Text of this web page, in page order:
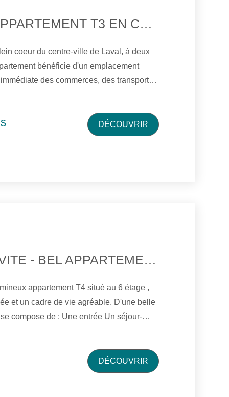
À LOUER ? APPARTEMENT T3 EN CENTRE-VILLE DE LAVAL, PROCHE GARE
coeur du centre-ville de Laval, à deux
bénéficie d'un emplacement
des commerces, des transports
d'eau ainsi que de WC. Disponible à partir du 1er septembre
DÉCOUVRIR
EN EXCLUSIVITE - BEL APPARTEMENT T4 AVEC VUE DÉGAGÉE- LAVAL
appartement T4 situé au 6 étage ,
et un cadre de vie agréable. D'une belle
compose de : Une entrée Un séjour-
Vous bénéficierez également d'une cave
, des atouts appréciables au
DÉCOUVRIR